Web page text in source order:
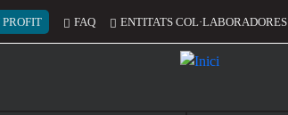
del compte d'usuari
PROFIT FAQ ENTITATS COL·LABORADORES